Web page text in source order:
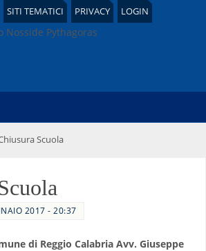
SITI TEMATICI PRIVACY LOGIN
Scuola
2017 - 20:37
di Reggio Calabria Avv. Giuseppe